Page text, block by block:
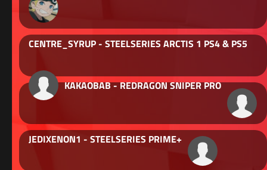
CENTRE_SYRUP - STEELSERIES ARCTIS 1 PS4 & PS5
KAKAOBAB - REDRAGON SNIPER PRO
JEDIXENON1 - STEELSERIES PRIME+